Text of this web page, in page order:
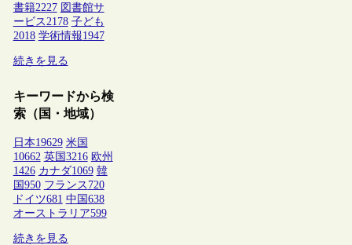
書籍2227 図書館サ
ービス2178 子ども
2018 学術情報1947
続きを見る
キーワードから検
索（国・地域）
日本19629 米国
10662 英国3216 欧州
1426 カナダ1069 韓
国950 フランス 720
ドイツ681 中国638
オーストラリア599
続きを見る